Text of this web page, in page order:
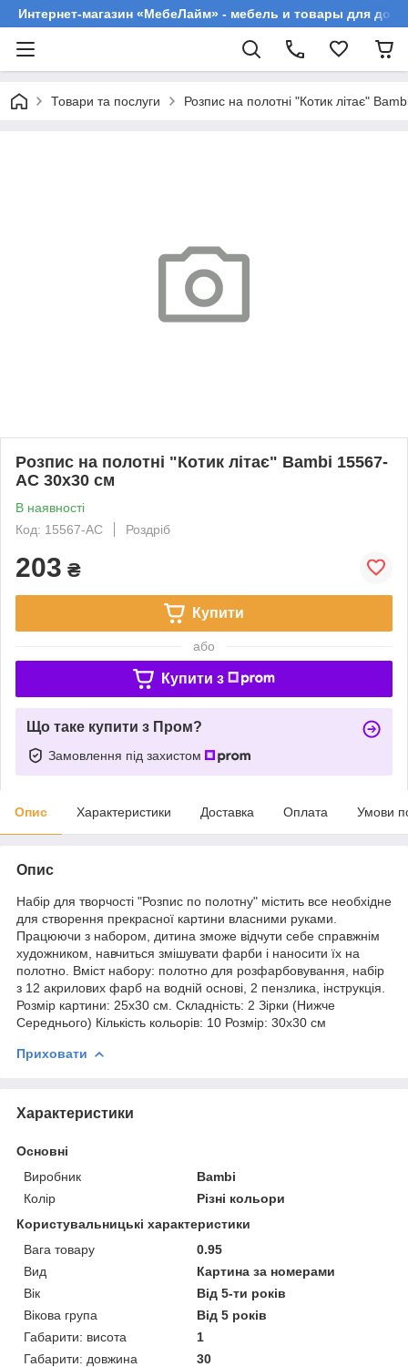
Интернет-магазин «МебеЛайм» - мебель и товары для
Товари та послуги Розпис на полотні "Котик літає"
Розпис на полотні "Котик літає" Bambi 15567-
AC 30х30 см
В наявності
Код: 15567-AC
Роздріб
203 ₴
Купити
або
Купити з
Що таке купити з Пром?
Замовлення під захистом
Опис Характеристики Доставка Оплата Умови
Опис
Набір для творчості "Розпис по полотну" містить все необхідне
для створення прекрасної картини власними руками.
Працюючи з набором, дитина зможе відчути себе справжнім
художником, навчиться змішувати фарби і наносити їх на
полотно. Вміст набору: полотно для розфарбовування, набір
з 12 акрилових фарб на водній основі, 2 пензлика, інструкція.
Розмір картини: 25х30 см. Складність: 2 Зірки (Нижче
Середнього) Кількість кольорів: 10 Розмір: 30х30 см
Приховати
Характеристики
Основні
Виробник
Bambi
Колір
Різні кольори
Користувальницькі характеристики
Вага товару
0.95
Вид
Картина за номерами
Вік
Від 5-ти років
Вікова група
Від 5 років
Габарити: висота
1
Габарити: довжина
30